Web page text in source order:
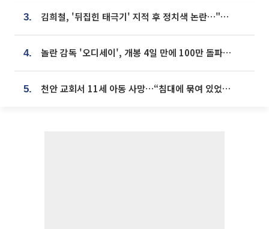
3. 김희철, '뒤집힌 태극기' 지적 후 정치색 논란…"좌우 떠나 우리나라 국기"
4. 놀란 감독 '오디세이', 개봉 4일 만에 100만 돌파⋯'왕사남' 보다 빠르다
5. 천안 교회서 11세 아동 사망…“침대에 묶여 있었다” 진술 확보